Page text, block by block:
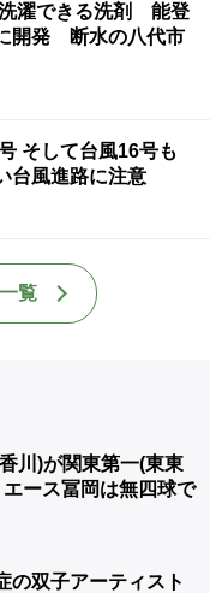
濯できる洗剤 能登
開発 断水の八代市
そして台風16号も
風進路に注意
覧
川)が関東第一(東東
ース冨岡は無四球で
の双子アーティスト